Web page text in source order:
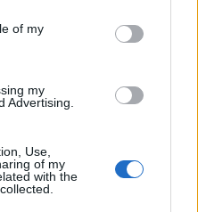
of my
my
Advertising.
Use,
of my
with the
δυσκολίες